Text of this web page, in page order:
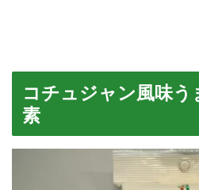
コチュジャン風味
素